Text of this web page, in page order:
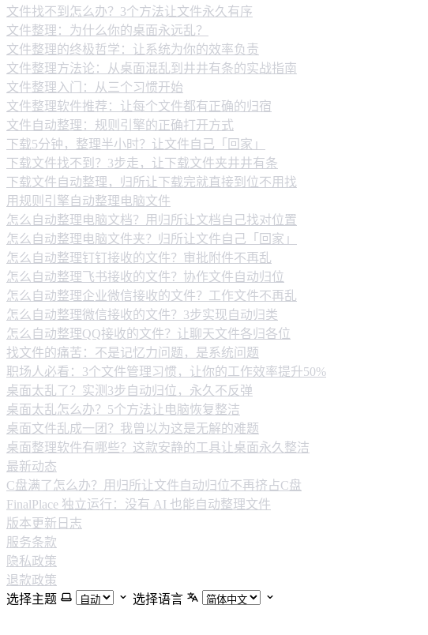
文件找不到怎么办？3个方法让文件永久有序
文件整理：为什么你的桌面永远乱？
文件整理的终极哲学：让系统为你的效率负责
文件整理方法论：从桌面混乱到井井有条的实战指南
文件整理入门：从三个习惯开始
文件整理软件推荐：让每个文件都有正确的归宿
文件自动整理：规则引擎的正确打开方式
下载5分钟，整理半小时？让文件自己「回家」
下载文件找不到？3步走，让下载文件夹井井有条
下载文件自动整理，归所让下载完就直接到位不用找
用规则引擎自动整理电脑文件
怎么自动整理电脑文档？用归所让文档自己找对位置
怎么自动整理电脑文件夹？归所让文件自己「回家」
怎么自动整理钉钉接收的文件？审批附件不再乱
怎么自动整理飞书接收的文件？协作文件自动归位
怎么自动整理企业微信接收的文件？工作文件不再乱
怎么自动整理微信接收的文件？3步实现自动归类
怎么自动整理QQ接收的文件？让聊天文件各归各位
找文件的痛苦：不是记忆力问题，是系统问题
职场人必看：3个文件管理习惯，让你的工作效率提升50%
桌面太乱了？实测3步自动归位，永久不反弹
桌面太乱怎么办？5个方法让电脑恢复整洁
桌面文件乱成一团？我曾以为这是无解的难题
桌面整理软件有哪些？这款安静的工具让桌面永久整洁
最新动态
C盘满了怎么办？用归所让文件自动归位不再挤占C盘
FinalPlace 独立运行：没有 AI 也能自动整理文件
版本更新日志
服务条款
隐私政策
退款政策
选择主题
选择语言